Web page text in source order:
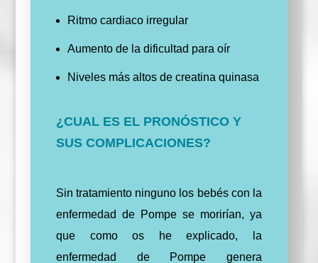
Ritmo cardiaco irregular
Aumento de la dificultad para oír
Niveles más altos de creatina quinasa
¿CUAL ES EL PRONÓSTICO Y
SUS COMPLICACIONES?
Sin tratamiento ninguno los bebés con la
enfermedad de Pompe se morirían, ya
que como os he explicado, la
enfermedad de Pompe genera